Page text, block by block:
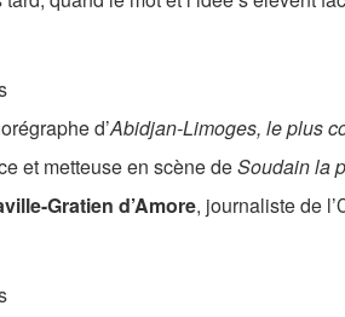
d’Abidjan-Limoges, le plus
et metteuse en scène deSoudain la
Gratien d’Amore, journaliste de